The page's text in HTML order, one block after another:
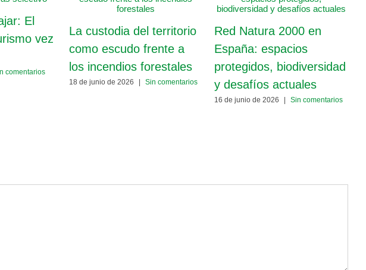
El
vez
comentarios
La custodia del territorio
como escudo frente a
los incendios forestales
18 de junio de 2026 Sin comentarios
Red Natura 2000 en
España: espacios
protegidos, biodiversidad
y desafíos actuales
16 de junio de 2026 Sin comentarios